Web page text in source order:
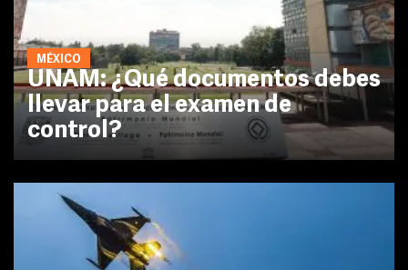
MÉXICO
UNAM: ¿Qué documentos debes
llevar para el examen de
control?